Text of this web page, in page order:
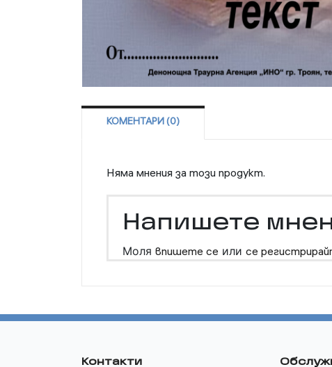
КОМЕНТАРИ (0)
Няма мнения за този продукт.
Напишете
Моля впишете се или се
Контакти